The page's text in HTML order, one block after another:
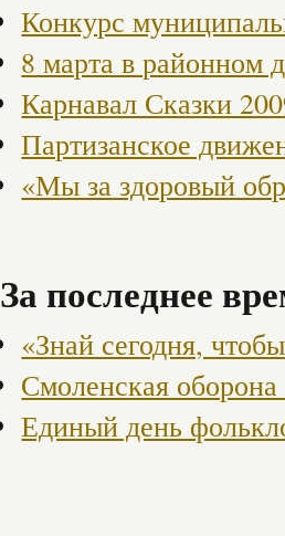
Конкурс
8 марта в районном
Карнавал Сказки
Партизанское
«Мы за здоровый
За последнее
«Знай сегодня,
Смоленская
Единый день